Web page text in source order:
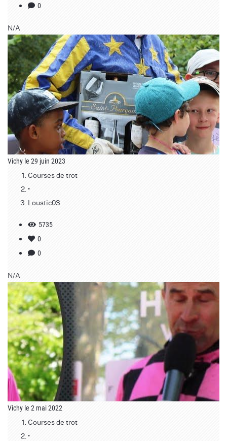
0
N/A
Vichy le 29 juin 2023
Courses de trot
•
Loustic03
5735
0
0
N/A
Vichy le 2 mai 2022
Courses de trot
•